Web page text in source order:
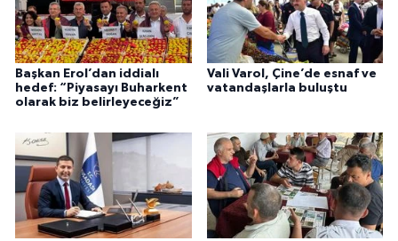
Başkan Erol’dan iddialı
hedef: “Piyasayı Buharkent
olarak biz belirleyeceğiz”
Vali Varol, Çine’de esnaf ve
vatandaşlarla buluştu